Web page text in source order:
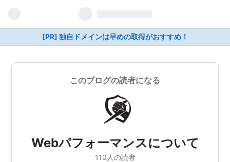
[PR] 独自ドメインは早めの取得がおすすめ！
このブログの読者になる
Webパフォーマンスについて
110人の読者